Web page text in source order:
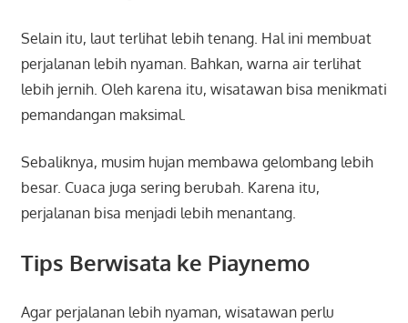
Selain itu, laut terlihat lebih tenang. Hal ini membuat
perjalanan lebih nyaman. Bahkan, warna air terlihat
lebih jernih. Oleh karena itu, wisatawan bisa menikmati
pemandangan maksimal.
Sebaliknya, musim hujan membawa gelombang lebih
besar. Cuaca juga sering berubah. Karena itu,
perjalanan bisa menjadi lebih menantang.
Tips Berwisata ke Piaynemo
Agar perjalanan lebih nyaman, wisatawan perlu